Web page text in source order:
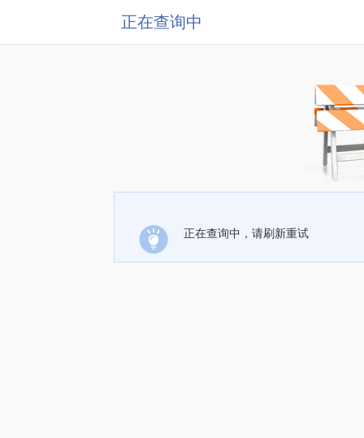
正在查询中
正在查询中，请刷新重试